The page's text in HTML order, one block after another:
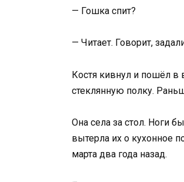
— Гошка спит?
— Читает. Говорит,
Костя кивнул и пошёл в
стеклянную полку.
Она села за стол. Ноги
вытерла их о кухонное
марта два года назад.